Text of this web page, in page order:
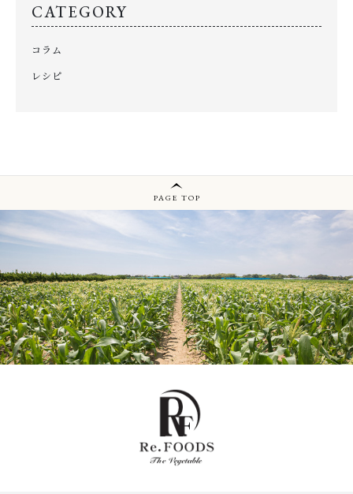
CATEGORY
コラム
レシピ
PAGE TOP